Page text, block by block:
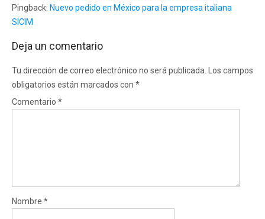
Pingback: Nuevo pedido en México para la empresa italiana
SICIM
Deja un comentario
Tu dirección de correo electrónico no será publicada.
Los campos
obligatorios están marcados con *
Comentario *
Nombre *